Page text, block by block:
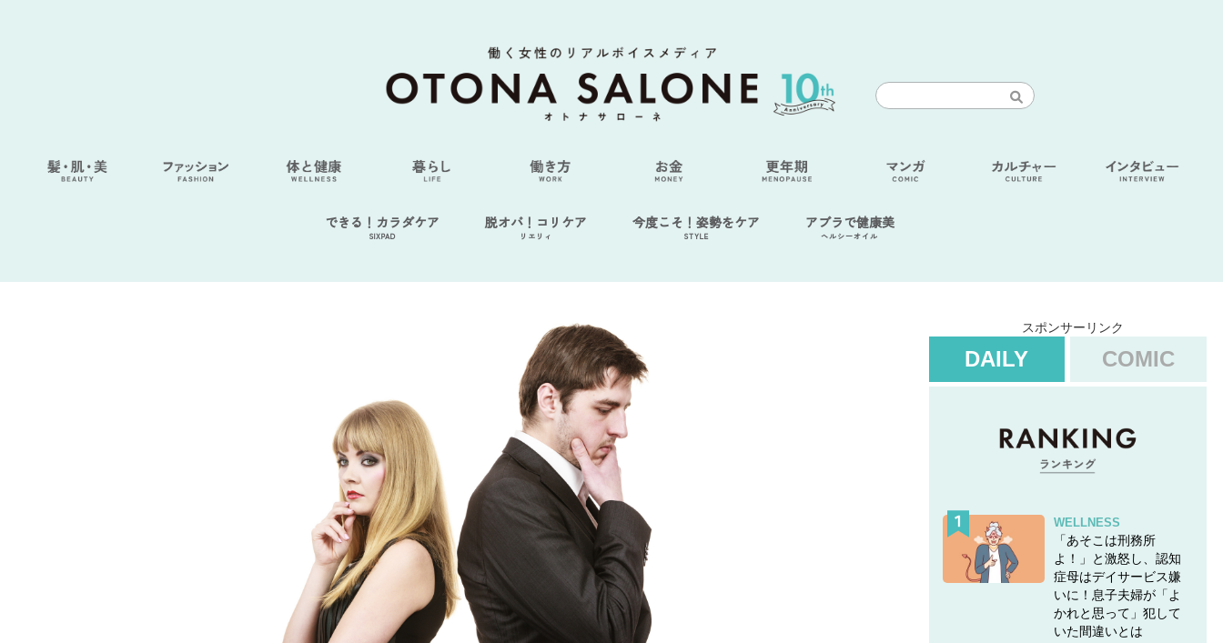
できる！カラダケア
SIXPAD
脱オバ！コリケア
リエリィ
今度こそ！姿勢をケア
STYLE
アブラで健康美
ヘルシーオイル
スポンサーリンク
DAILY COMIC
WELLNESS
「あそこは刑務所
よ！」と激怒し、認知
症母はデイサービス嫌
いに！息子夫婦が「よ
かれと思って」犯して
いた間違いとは